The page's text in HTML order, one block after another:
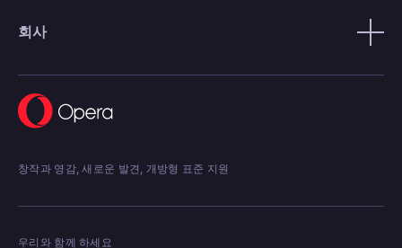
회사
창작과 영감, 새로운 발견, 개방형 표준 지원
우리와 함께 하세요